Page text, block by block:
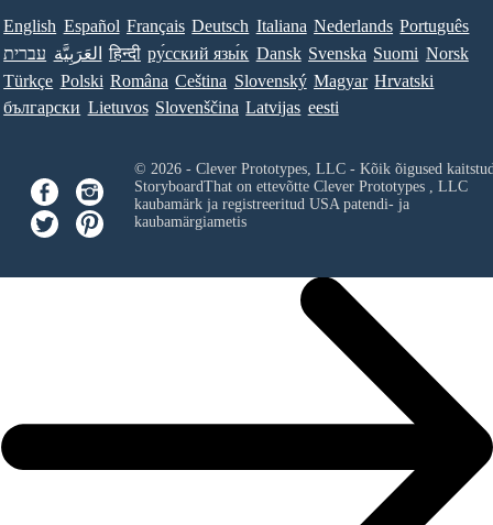
English Español Français Deutsch Italiana Nederlands Português
עברית العَرَبِيَّة हिन्दी ру́сский язы́к Dansk Svenska Suomi Norsk
Türkçe Polski Româna Ceština Slovenský Magyar Hrvatski
български Lietuvos Slovenščina Latvijas eesti
© 2026 - Clever Prototypes, LLC - Kõik õigused
StoryboardThat on ettevõtte Clever Prototypes , LLC
kaubamärk ja registreeritud USA patendi- ja
kaubamärgiametis